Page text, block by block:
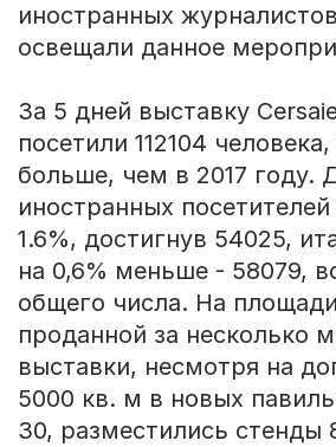
иностранных
освещали данное
За 5 дней выставку
посетили 112104
больше, чем в 2017 году.
иностранных
1.6%, достигнув 54025,
на 0,6% меньше - 58079,
общего числа. На
проданной за несколько
выставки, несмотря на
5000 кв. м в новых
30, разместились стенды